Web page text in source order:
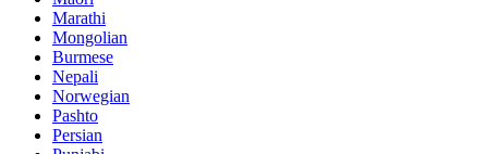
Marathi
Mongolian
Burmese
Nepali
Norwegian
Pashto
Persian